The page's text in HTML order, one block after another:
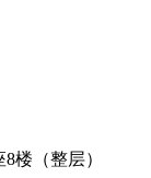
楼（整层）